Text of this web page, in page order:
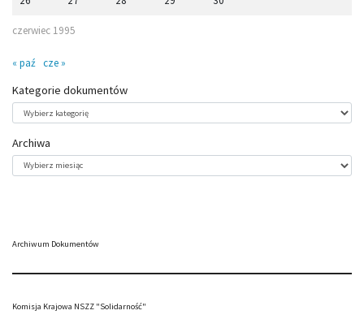
czerwiec 1995
« paź cze »
Kategorie dokumentów
dokumentów
Archiwa
Archiwa
Archiwum Dokumentów
Komisja Krajowa NSZZ "Solidarność"